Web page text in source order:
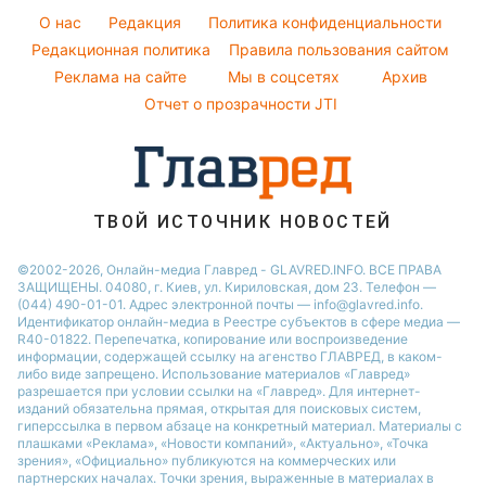
Виталий Козловский
Потап
София Ротару
Новости Житомира
Новости Одессы
Новости Харькова
Красивый маникюр
Напитки
Праздничное меню
Оптические иллюзии
Народные приметы
Все о шоу-бизнесе
O нас Редакция
Политика конфиденциальности
Редакционная политика
Правила пользования сайтом
Реклама на сайте
Мы в соцсетях
Архив
Отчет о прозрачности JTI
ТВОЙ ИСТОЧНИК НОВОСТЕЙ
©2002-2026, Онлайн-медиа Главред - GLAVRED.INFO. ВСЕ ПРАВА
ЗАЩИЩЕНЫ. 04080, г. Киев, ул. Кириловская, дом 23. Телефон —
(044) 490-01-01. Адрес электронной почты — info@glavred.info.
Идентификатор онлайн-медиа в Реестре cубъектов в сфере медиа —
R40-01822. Перепечатка, копирование или воспроизведение
информации, содержащей ссылку на агенство ГЛАВРЕД, в каком-
либо виде запрещено. Использование материалов «Главред»
разрешается при условии ссылки на «Главред». Для интернет-
изданий обязательна прямая, открытая для поисковых систем,
гиперссылка в первом абзаце на конкретный материал. Материалы с
плашками «Реклама», «Новости компаний», «Актуально», «Точка
зрения», «Официально» публикуются на коммерческих или
партнерских началах. Точки зрения, выраженные в материалах в